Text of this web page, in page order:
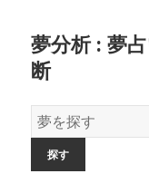
夢分析 : 夢
断
夢
の